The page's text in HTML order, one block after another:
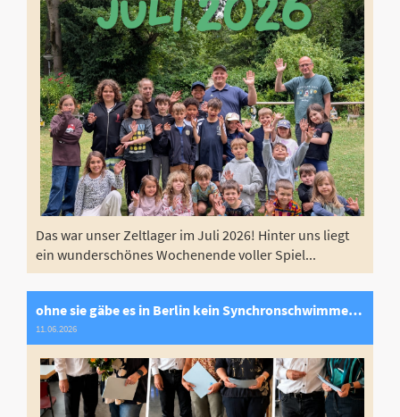
Das war unser Zeltlager im Juli 2026! Hinter uns liegt
ein wunderschönes Wochenende voller Spiel...
ohne sie gäbe es in Berlin kein Synchronschwimmen mehr........
11.06.2026